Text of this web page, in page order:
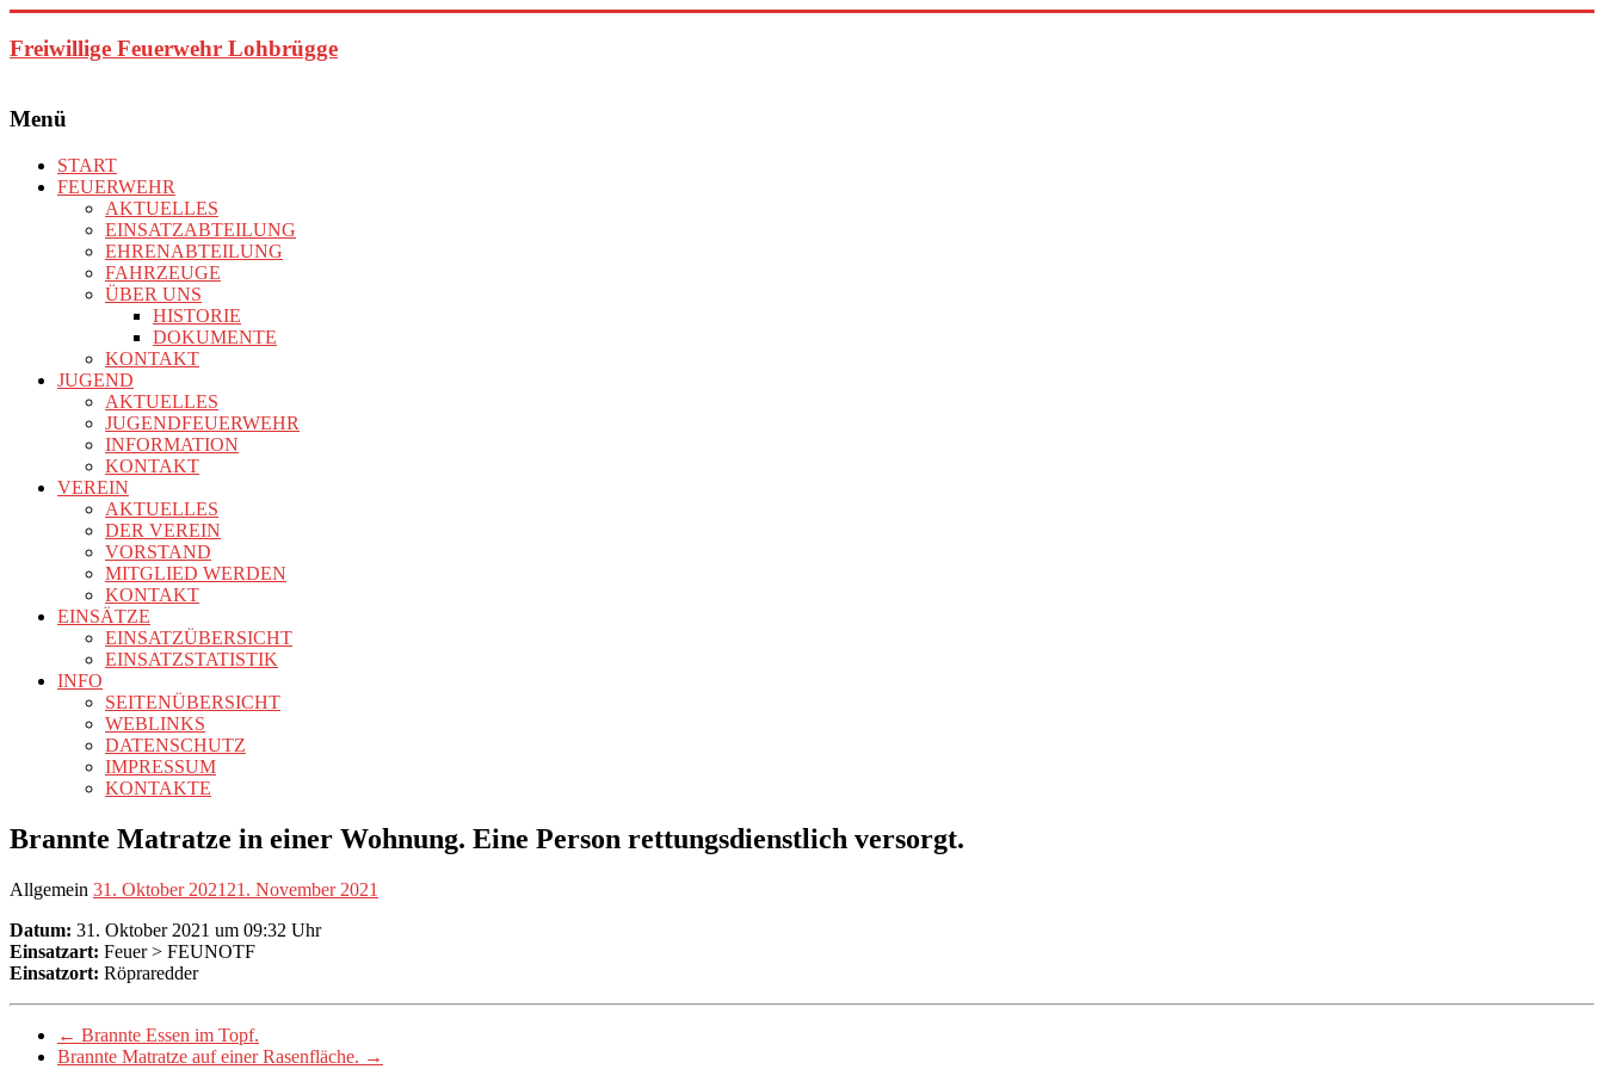
Inhalt
springen
Freiwillige Feuerwehr Lohbrügge
Menü
START
FEUERWEHR
AKTUELLES
EINSATZABTEILUNG
EHRENABTEILUNG
FAHRZEUGE
ÜBER UNS
HISTORIE
DOKUMENTE
KONTAKT
JUGEND
AKTUELLES
JUGENDFEUERWEHR
INFORMATION
KONTAKT
VEREIN
AKTUELLES
DER VEREIN
VORSTAND
MITGLIED WERDEN
KONTAKT
EINSÄTZE
EINSATZÜBERSICHT
EINSATZSTATISTIK
INFO
SEITENÜBERSICHT
WEBLINKS
DATENSCHUTZ
IMPRESSUM
KONTAKTE
Brannte Matratze in einer Wohnung. Eine Person rettungsdienstlich versorgt.
Allgemein 31. Oktober 2021 21. November 2021
Datum: 31. Oktober 2021 um 09:32 Uhr
Einsatzart: Feuer > FEUNOTF
Einsatzort: Röpraredder
← Brannte Essen im Topf.
Brannte Matratze auf einer Rasenfläche. →